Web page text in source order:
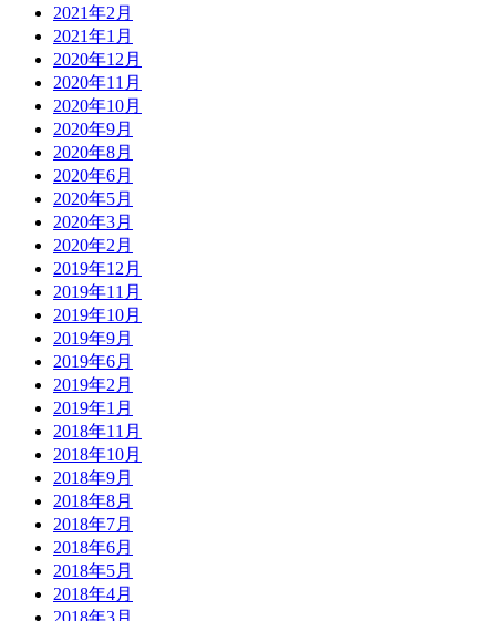
2021年2月
2021年1月
2020年12月
2020年11月
2020年10月
2020年9月
2020年8月
2020年6月
2020年5月
2020年3月
2020年2月
2019年12月
2019年11月
2019年10月
2019年9月
2019年6月
2019年2月
2019年1月
2018年11月
2018年10月
2018年9月
2018年8月
2018年7月
2018年6月
2018年5月
2018年4月
2018年3月